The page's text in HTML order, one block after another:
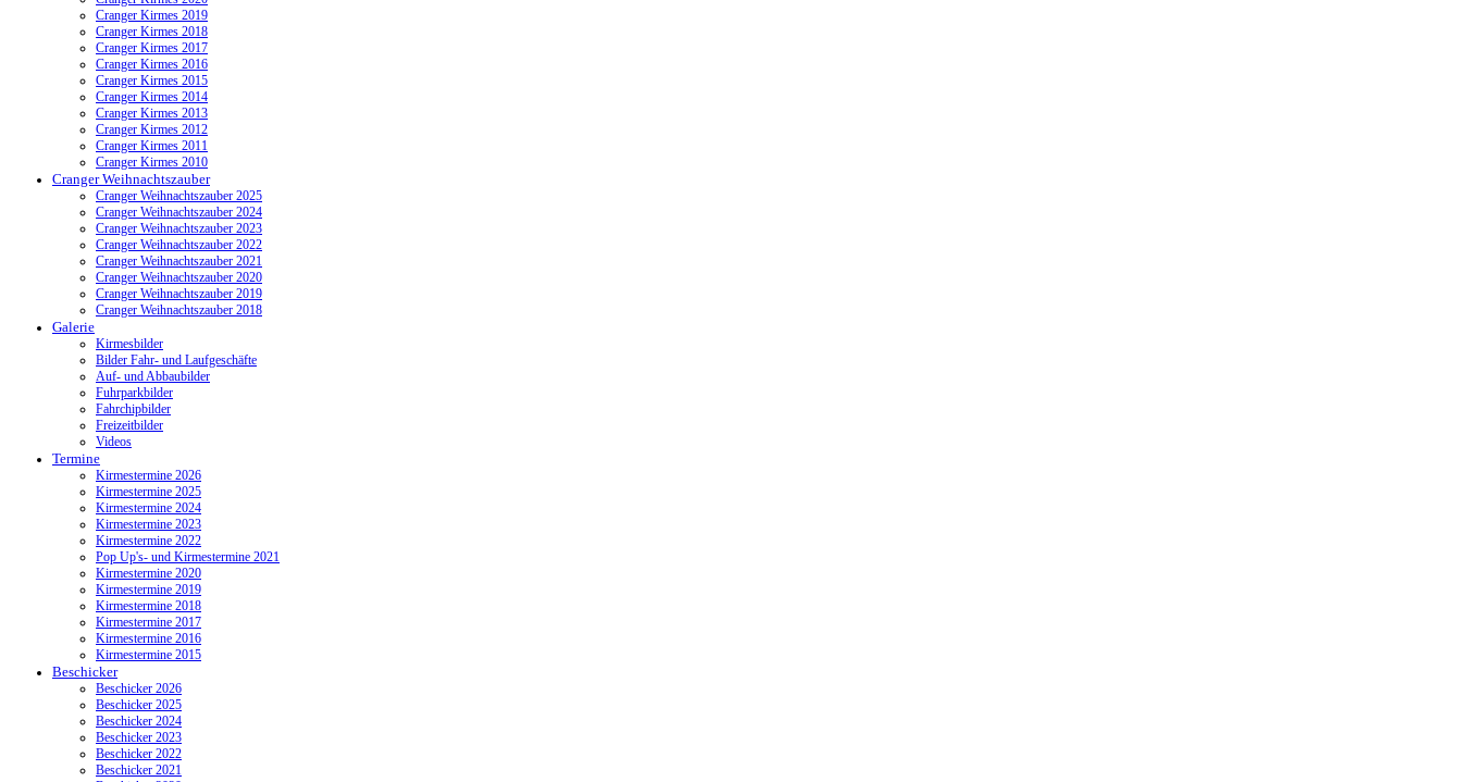
Cranger Kirmes 2019
Cranger Kirmes 2018
Cranger Kirmes 2017
Cranger Kirmes 2016
Cranger Kirmes 2015
Cranger Kirmes 2014
Cranger Kirmes 2013
Cranger Kirmes 2012
Cranger Kirmes 2011
Cranger Kirmes 2010
Cranger Weihnachtszauber
Cranger Weihnachtszauber 2025
Cranger Weihnachtszauber 2024
Cranger Weihnachtszauber 2023
Cranger Weihnachtszauber 2022
Cranger Weihnachtszauber 2021
Cranger Weihnachtszauber 2020
Cranger Weihnachtszauber 2019
Cranger Weihnachtszauber 2018
Galerie
Kirmesbilder
Bilder Fahr- und Laufgeschäfte
Auf- und Abbaubilder
Fuhrparkbilder
Fahrchipbilder
Freizeitbilder
Videos
Termine
Kirmestermine 2026
Kirmestermine 2025
Kirmestermine 2024
Kirmestermine 2023
Kirmestermine 2022
Pop Up's- und Kirmestermine 2021
Kirmestermine 2020
Kirmestermine 2019
Kirmestermine 2018
Kirmestermine 2017
Kirmestermine 2016
Kirmestermine 2015
Beschicker
Beschicker 2026
Beschicker 2025
Beschicker 2024
Beschicker 2023
Beschicker 2022
Beschicker 2021